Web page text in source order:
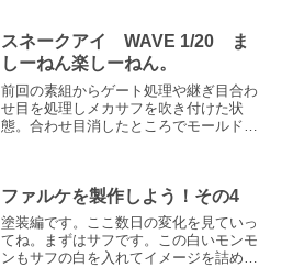
なんとそれぞれのパーツ...
スネークアイ WAVE 1/20 ま
しーねん楽しーねん。
前回の素組からゲート処理や継ぎ目合わ
せ目を処理しメカサフを吹き付けた状
態。合わせ目消したところでモールドが
の基部は隙間ができるのでこ...
ファルケを製作しよう！その4
塗装編です。ここ数日の変化を見ていっ
てね。まずはサフです。この白いモンモ
ンもサフの白を入れてイメージを詰めて